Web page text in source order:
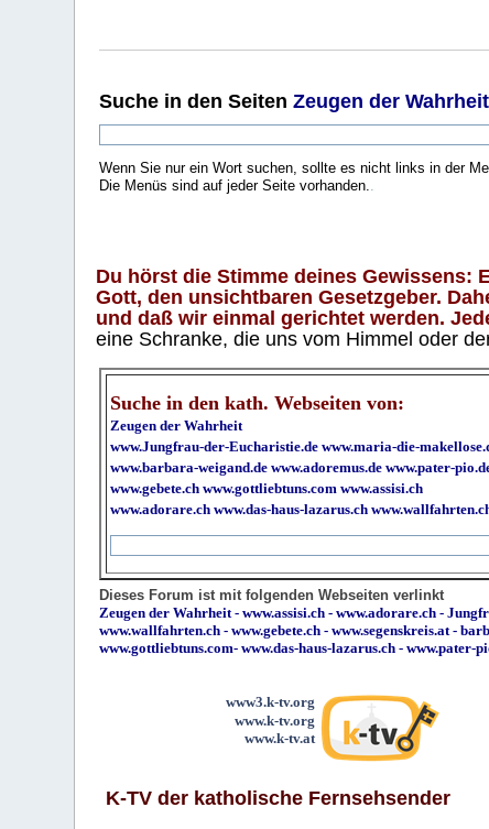
Suche in den SeitenZeugen der Wahrheit
Wenn Sie nur ein Wort suchen, sollte es nicht links in der
Die Menüs sind auf jeder Seite vorhanden..
Du hörst die Stimme deines Gewissens:
Gott, den unsichtbaren Gesetzgeber.
und daß wir einmal gerichtet werden.
eine Schranke, die uns vom Himmel oder
Suche in den kath. Webseiten von:
Zeugen der Wahrheit
www.Jungfrau-der-Eucharistie.de www.maria-die-
www.barbara-weigand.de www.adoremus.de www.pater-
www.gebete.ch www.gottliebtuns.com www.assisi.ch
www.adorare.ch www.das-haus-lazarus.ch
Dieses Forum ist mit folgenden Webseiten verlinkt
Zeugen der Wahrheit-www.assisi.ch -www.adorare.ch -
www.wallfahrten.ch -www.gebete.ch -www.segenskreis.at-
www.gottliebtuns.com-www.das-haus-lazarus.ch - www.pater-
www3.k-tv.org
www.k-tv.org
www.k-tv.at
K-TV der katholische Fernsehsender